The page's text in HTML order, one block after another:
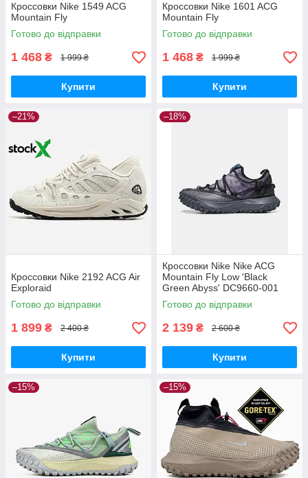
Кроссовки Nike 1549 ACG
Mountain Fly
Готово до відправки
1 468 ₴ 1 999 ₴
Купити
Кроссовки Nike 1601 ACG
Mountain Fly
Готово до відправки
1 468 ₴ 1 999 ₴
Купити
–21%
Кроссовки Nike 2192 ACG Air
Exploraid
Готово до відправки
1 899 ₴ 2 400 ₴
Купити
–18%
Кроссовки Nike Nike ACG
Mountain Fly Low 'Black
Green Abyss' DC9660-001
Готово до відправки
2 139 ₴ 2 600 ₴
Купити
–15% –15%